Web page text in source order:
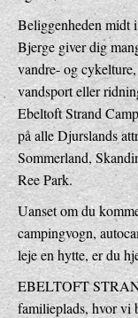
Beliggenheden midt
Bjerge giver dig
vandre- og
vandsport eller
Ebeltoft Strand
på alle Djurslands
Sommerland,
Ree Park.
Uanset om du
campingvogn,
leje en hytte, er du
EBELTOFT
familieplads, hvor vi